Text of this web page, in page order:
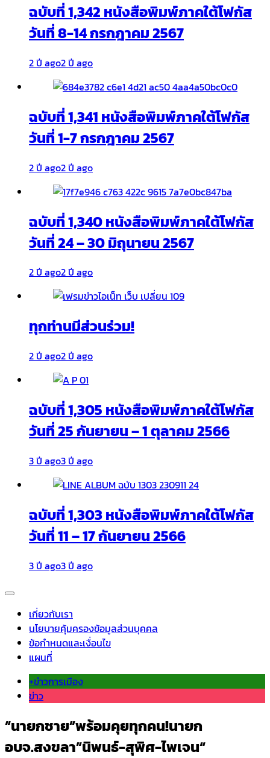
ฉบับที่ 1,342 หนังสือพิมพ์ภาคใต้โฟกัส
วันที่ 8-14 กรกฎาคม 2567
2 ปี ago2 ปี ago
ฉบับที่ 1,341 หนังสือพิมพ์ภาคใต้โฟกัส
วันที่ 1-7 กรกฎาคม 2567
2 ปี ago2 ปี ago
ฉบับที่ 1,340 หนังสือพิมพ์ภาคใต้โฟกัส
วันที่ 24 – 30 มิถุนายน 2567
2 ปี ago2 ปี ago
ทุกท่านมีส่วนร่วม!
2 ปี ago2 ปี ago
ฉบับที่ 1,305 หนังสือพิมพ์ภาคใต้โฟกัส
วันที่ 25 กันยายน – 1 ตุลาคม 2566
3 ปี ago3 ปี ago
ฉบับที่ 1,303 หนังสือพิมพ์ภาคใต้โฟกัส
วันที่ 11 – 17 กันยายน 2566
3 ปี ago3 ปี ago
เกี่ยวกับเรา
นโยบายคุ้มครองข้อมูลส่วนบุคคล
ข้อกำหนดและเงื่อนไข
แผนที่
+ข่าวการเมือง
ข่าว
“นายกชาย”พร้อมคุยทุกคน!นายก
อบจ.สงขลา”นิพนธ์-สุพิศ-ไพเจน“